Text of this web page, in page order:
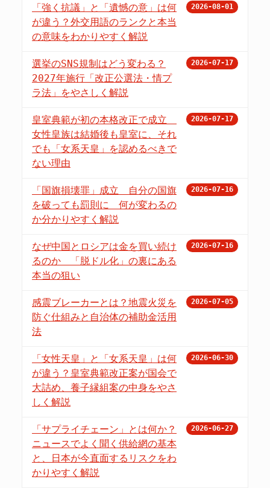
「強く抗議」と「遺憾の意」は何
が違う？外交用語のランクと本当
の意味をわかりやすく解説
2026-08-01
選挙のSNS規制はどう変わる？
2027年施行「改正公選法・情プ
ラ法」をやさしく解説
2026-07-17
皇室典範が初の本格改正で成立
女性皇族は結婚後も皇室に、それ
でも「女系天皇」を認めるべきで
ない理由
2026-07-17
「国旗損壊罪」成立 自分の国旗
を破っても罰則に 何が変わるの
か分かりやすく解説
2026-07-16
なぜ中国とロシアは金を買い続け
るのか 「脱ドル化」の裏にある
本当の狙い
2026-07-16
感震ブレーカーとは？地震火災を
防ぐ仕組みと自治体の補助金活用
法
2026-07-05
「女性天皇」と「女系天皇」は何
が違う？皇室典範改正案が国会で
大詰め、養子縁組案の中身をやさ
しく解説
2026-06-30
「サプライチェーン」とは何か？
ニュースでよく聞く供給網の基本
と、日本が今直面するリスクをわ
かりやすく解説
2026-06-27